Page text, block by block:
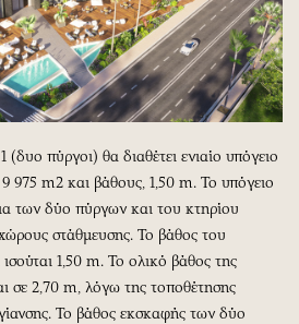
πύργοι) θα διαθέτει ενιαίο υπόγειο
975 m2 και βάθους, 1,50 m. Το υπόγειο
των δύο πύργων και του κτηρίου
στάθμευσης. Το βάθος του
1,50 m. To ολικό βάθος της
σε 2,70 m, λόγω της τοποθέτησης
Το βάθος εκσκαφής των δύο